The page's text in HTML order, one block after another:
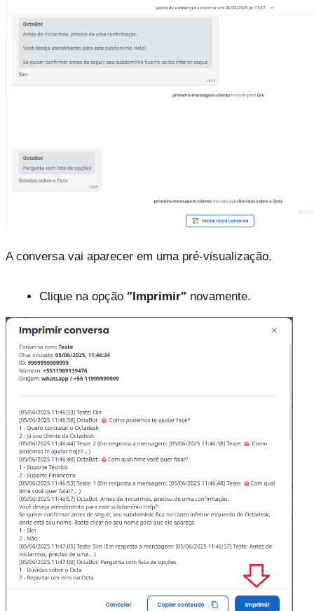
A conversa vai aparecer em uma pré-visualização.
Clique na opção "Imprimir" novamente.